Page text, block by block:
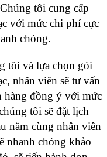
tôi cung cấp
với mức chi phí cực
chóng.
tôi và lựa chọn gói
nhân viên sẽ tư vấn
hàng đồng ý với mức
tôi sẽ đặt lịch
năm cùng nhân viên
nhanh chóng khảo